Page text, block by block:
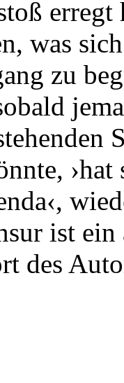
erregt
was
zu
ist
des